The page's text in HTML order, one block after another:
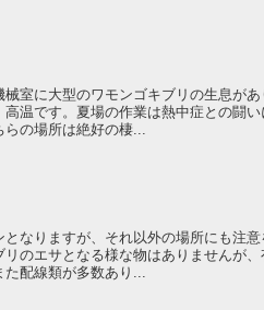
室に大型のワモンゴキブリの生息が
温です。夏場の作業は熱中症との闘
の場所は絶好の棲...
なりますが、それ以外の場所にも注意
のエサとなる様な物はありませんが
た配線類が多数あり...